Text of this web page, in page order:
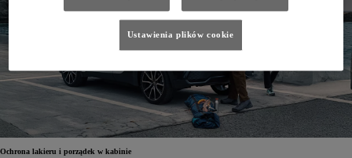
Ochrona lakieru i porządek w kabinie
Ustawienia plików cookie